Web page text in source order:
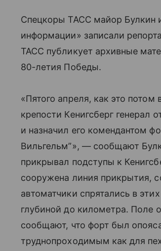
Спецкоры ТАСС майор Булкин
информации» записали
ТАСС публикует архивные
80-летия Победы.
«Пятого апреля, как это
крепости Кенигсберг генерал
и назначил его комендантом
Вильгельм”», — сообщают
прикрывал подступы к
сооружена линия прикрытия,
автоматчики спрятались в
глубиной до километра. Поле
сообщают, что форт был
труднопроходимым как для